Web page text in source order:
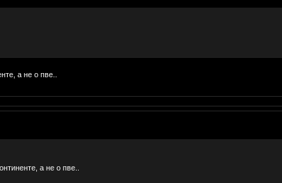
а не о пве..
а не о пве..